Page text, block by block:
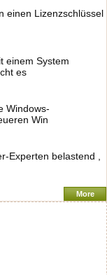
einen Lizenzschlüssel
einem System
es
Windows-
Win
Experten belastend ,
More